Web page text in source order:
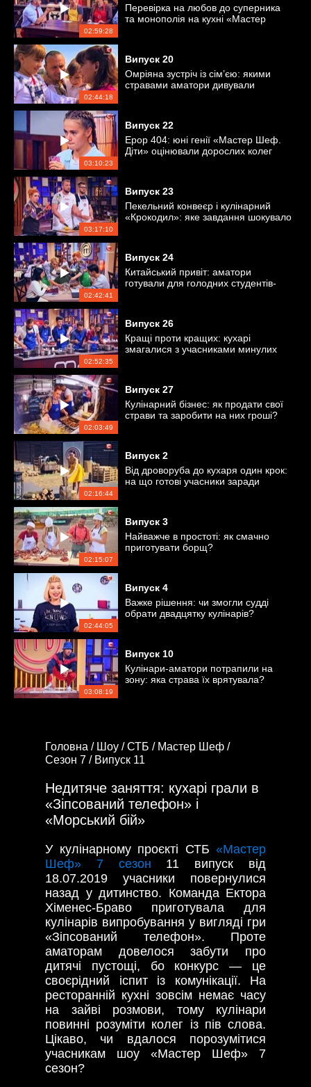
02:59:28
Перевірка на любов до суперника
та монополія на кухні «Мастер
02:44:18
Випуск 20
Омріяна зустріч із сім’єю: якими
стравами аматори дивували
03:10:23
Випуск 22
Ерор 404: юні генії «Мастер Шеф.
Діти» оцінювали дорослих колег
03:17:10
Випуск 23
Пекельний конвеєр і кулінарний
«Крокодил»: яке завдання шокувало
02:42:41
Випуск 24
Китайський привіт: аматори
готували для голодних студентів-
02:52:35
Випуск 26
Кращі проти кращих: кухарі
змагалися з учасниками минулих
02:03:49
Випуск 27
Кулінарний бізнес: як продати свої
страви та заробити на них гроші?
02:16:44
Випуск 2
Від дроворуба до кухаря один крок:
на що готові учасники заради
02:15:07
Випуск 3
Найважче в простоті: як смачно
приготувати борщ?
02:44:05
Випуск 4
Важке рішення: чи змогли судді
обрати двадцятку кулінарів?
03:08:19
Випуск 10
Кулінари-аматори потрапили на
зону: яка страва їх врятувала?
Головна / Шоу /СТБ / Мастер Шеф /
Сезон 7 / Випуск 11
Недитяче заняття: кухарі грали в
«Зіпсований телефон» і
«Морський бій»
У кулінарному проєкті СТБ «Мастер
Шеф» 7 сезон 11 випуск від
18.07.2019 учасники повернулися
назад у дитинство. Команда Ектора
Хіменес-Браво приготувала для
кулінарів випробування у вигляді гри
«Зіпсований телефон». Проте
аматорам довелося забути про
дитячі пустощі, бо конкурс — це
своєрідний іспит із комунікації. На
ресторанній кухні зовсім немає часу
на зайві розмови, тому кулінари
повинні розуміти колег із пів слова.
Цікаво, чи вдалося порозумітися
учасникам шоу «Мастер Шеф» 7
сезон?